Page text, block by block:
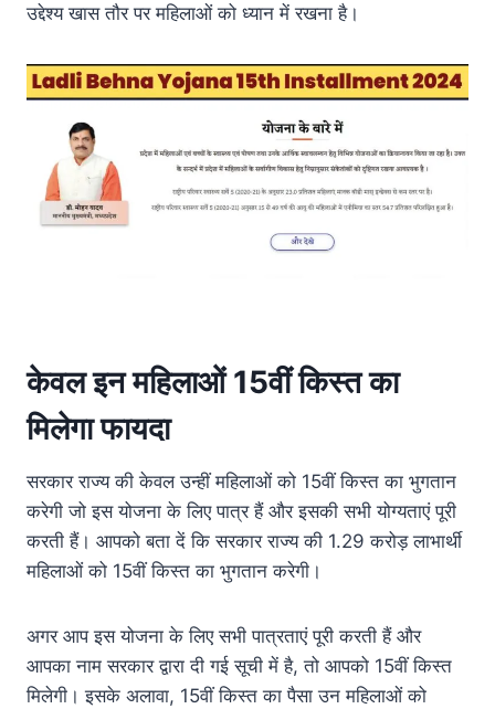
उद्देश्य खास तौर पर महिलाओं को ध्यान में रखना है।
केवल इन महिलाओं 15वीं किस्त का
मिलेगा फायदा
सरकार राज्य की केवल उन्हीं महिलाओं को 15वीं किस्त का भुगतान
करेगी जो इस योजना के लिए पात्र हैं और इसकी सभी योग्यताएं पूरी
करती हैं। आपको बता दें कि सरकार राज्य की 1.29 करोड़ लाभार्थी
महिलाओं को 15वीं किस्त का भुगतान करेगी।
अगर आप इस योजना के लिए सभी पात्रताएं पूरी करती हैं और
आपका नाम सरकार द्वारा दी गई सूची में है, तो आपको 15वीं किस्त
मिलेगी। इसके अलावा, 15वीं किस्त का पैसा उन महिलाओं को